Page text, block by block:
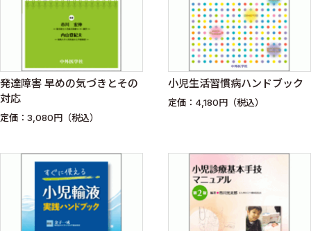
発達障害 早めの気づきとその
対応
定価：3,080円（税込）
小児生活習慣病ハンドブック
定価：4,180円（税込）